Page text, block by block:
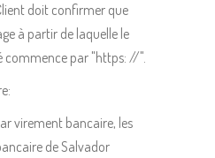
doit confirmer que
à partir de laquelle le
commence par "https: //".
virement bancaire, les
de Salvador